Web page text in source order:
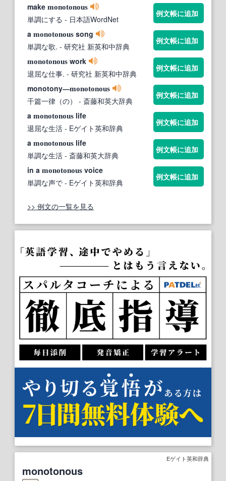
make monotonous
単調にする - 日本語WordNet
例文帳に追加
a monotonous song
単調な歌. - 研究社 新英和中辞典
例文帳に追加
monotonous work
退屈な仕事. - 研究社 新英和中辞典
例文帳に追加
monotony―monotonous
千篇一律（の） - 斎藤和英大辞典
例文帳に追加
a monotonous life
退屈な生活 - Eゲイト英和辞典
例文帳に追加
a monotonous life
単調な生活 - 斎藤和英大辞典
例文帳に追加
in a monotonous voice
単調な声で - Eゲイト英和辞典
例文帳に追加
>> 例文の一覧を見る
Eゲイト英和辞典
monotonous